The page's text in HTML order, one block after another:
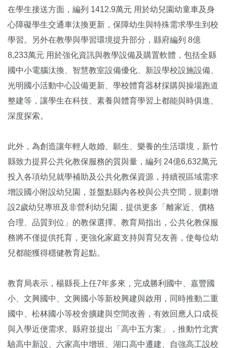
在學生接送方面，編列 1412.9萬元 用於幼兒園幼童車及身
心障礙學生交通車汰換更新，保障幼生與特殊需求學生到校
學習。另外在教學與學習環境提升部分，縣府編列 8億
8,233萬元 用於強化資訊與教學設備及購置軟體，包括全縣
國中小電腦汰換、智慧教室設備優化、新設學校設施設備、
光明國小活動中心設備更新、學校體育器材採購與操場跑道
整建等，讓學生在科技、素養與體育學習上都能與時俱進、
深度探索。
此外，為創造讓年輕人敢婚、願生、樂養的生活環境，新竹
縣致力提昇公共化教保服務的質與量，編列 24億6,632萬元
投入各項幼兒就學補助及公共化教保資源，持續視區域需求
增設國小附設幼兒園，並盤點縣內各校與公共空間，規劃增
設2歲幼兒專班及非營利幼兒園，提供更多「離家近、價格
合理、品質到位」的教保選擇。教育局指出，公共化教保服
務將不僅提供托育，更強化家庭支持與育兒友善，使每位幼
兒都能獲得穩健教育起點。
教育局表示，楊縣長上任7年多來，完成勝利國中、嘉豐國
小、文興國中、文興國小等新校興建與啟用，同時推動二重
國中、松林國小等校舍擴建與空間改善，有效回應人口成長
與入學近便需求。縣府並提出「高中五方案」，推動竹北實
驗高中新設、六家高中增班、湖口高中遷建、自強高工設校